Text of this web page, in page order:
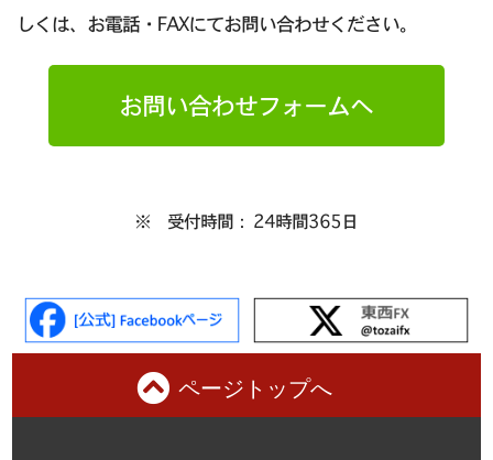
しくは、お電話・FAXにてお問い合わせください。
お問い合わせフォームへ
※ 受付時間： 24時間365日
ページトップへ